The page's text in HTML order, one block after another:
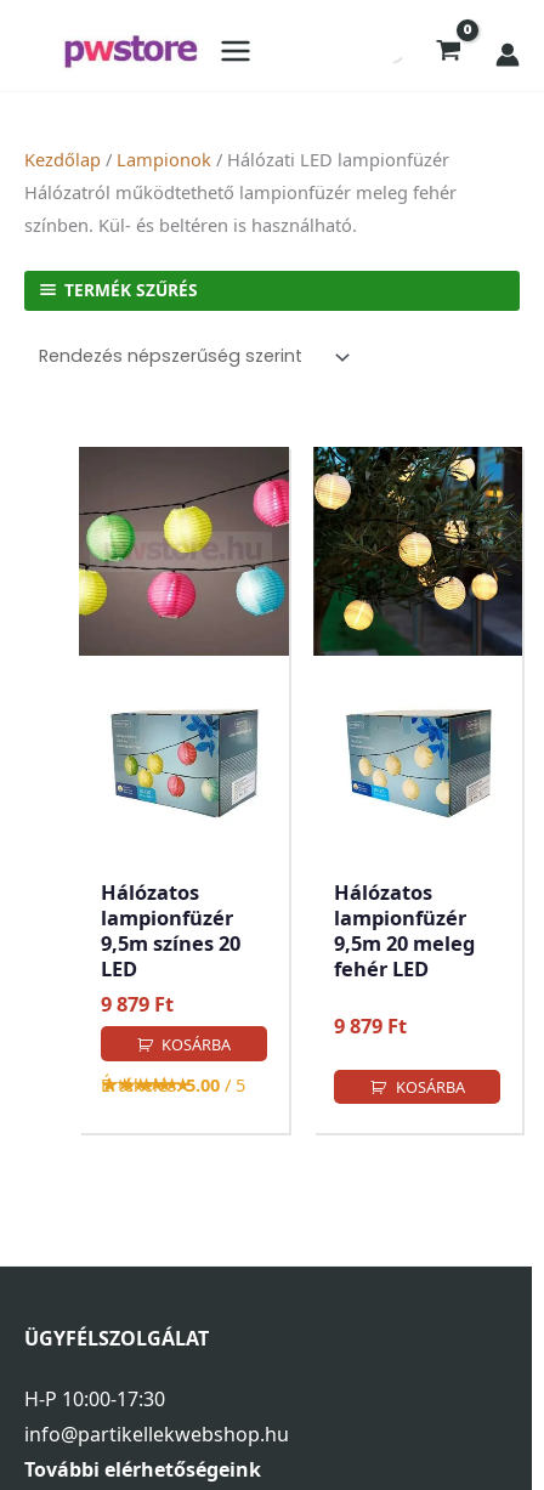
Kezdőlap / Lampionok / Hálózati LED lampionfüzér
Hálózatról működtethető lampionfüzér meleg fehér
színben. Kül- és beltéren is használható.
TERMÉK SZŰRÉS
Hálózatos
lampionfüzér
9,5m színes 20
LED
9 879 Ft
Értékelés:5.00/ 5
KOSÁRBA
Hálózatos
lampionfüzér
9,5m 20 meleg
fehér LED
9 879 Ft
KOSÁRBA
ÜGYFÉLSZOLGÁLAT
H-P 10:00-17:30
info@partikellekwebshop.hu
További elérhetőségeink